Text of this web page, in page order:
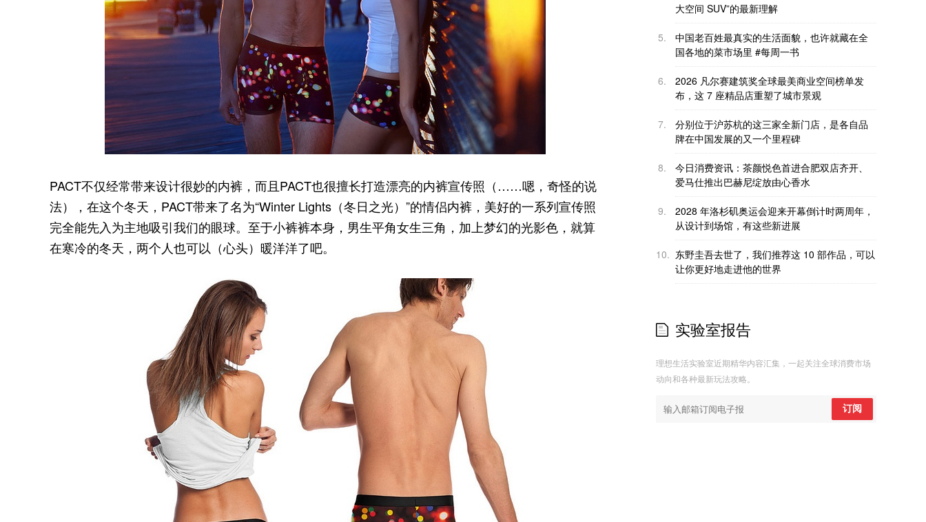
PACT不仅经常带来设计很妙的内裤，而且PACT也很擅长打造漂亮的内裤宣传照（……嗯，奇怪的说
法），在这个冬天，PACT带来了名为“Winter Lights（冬日之光）”的情侣内裤，美好的一系列宣传照
完全能先入为主地吸引我们的眼球。至于小裤裤本身，男生平角女生三角，加上梦幻的光影色，就算
在寒冷的冬天，两个人也可以（心头）暖洋洋了吧。
大空间 SUV”的最新理解
5.
中国老百姓最真实的生活面貌，也许就藏在全
国各地的菜市场里 #每周一书
6.
2026 凡尔赛建筑奖全球最美商业空间榜单发
布，这 7 座精品店重塑了城市景观
7.
分别位于沪苏杭的这三家全新门店，是各自品
牌在中国发展的又一个里程碑
8.
今日消费资讯：茶颜悦色首进合肥双店齐开、
爱马仕推出巴赫尼绽放由心香水
9.
2028 年洛杉矶奥运会迎来开幕倒计时两周年，
从设计到场馆，有这些新进展
10. 东野圭吾去世了，我们推荐这 10 部作品，可以
让你更好地走进他的世界
实验室报告
理想生活实验室近期精华内容汇集，一起关注全球消费市场
动向和各种最新玩法攻略。